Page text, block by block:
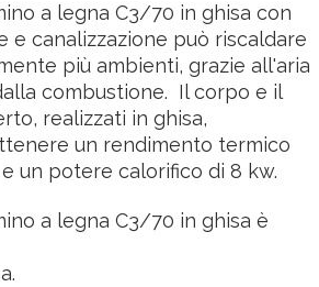
a legna C3/70 in ghisa con
e canalizzazione può riscaldare
più ambienti, grazie all'aria
combustione. Il corpo e il
realizzati in ghisa,
un rendimento termico
un potere calorifico di 8 kw.
a legna C3/70 in ghisa è